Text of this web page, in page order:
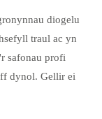
diogelu
traul ac yn
safonau profi
dynol. Gellir ei